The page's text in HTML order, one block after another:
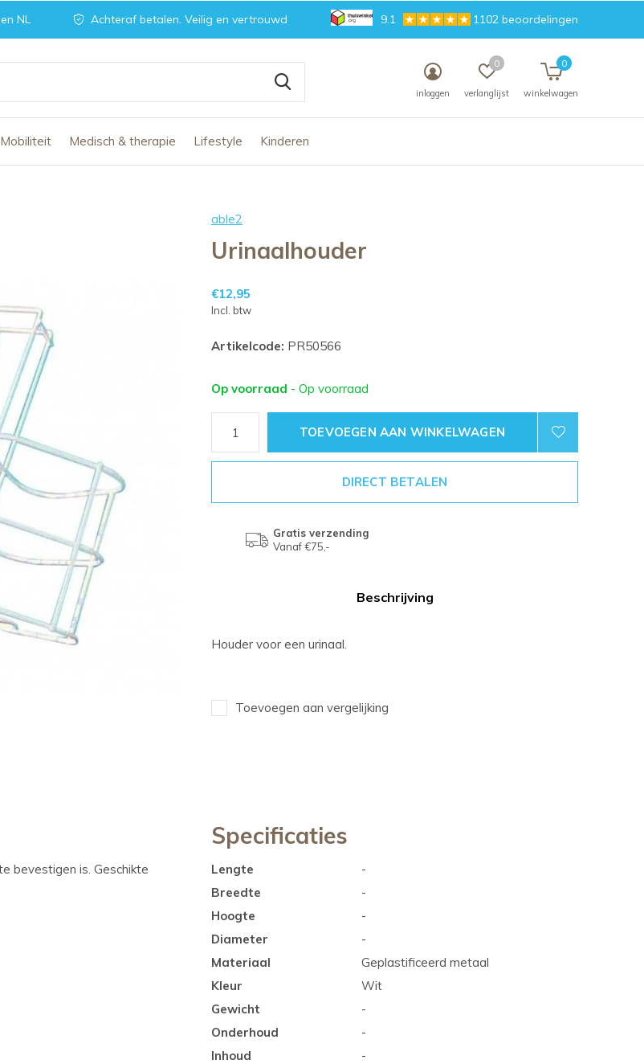
Mobiliteit Medisch & therapie Lifestyle Kinderen
inloggen verlanglijst
0
winkelwagen
0
NL Achteraf betalen. Veilig en vertrouwd 9.1 1102 beoordelingen
able2
Urinaalhouder
€12,95
Incl. btw
Artikelcode: PR50566
Op voorraad - Op voorraad
TOEVOEGEN AAN WINKELWAGEN
DIRECT BETALEN
Gratis verzending
Vanaf €75,-
Beschrijving
Houder voor een urinaal.
Toevoegen aan vergelijking
bevestigen is. Geschikte
Specificaties
Lengte
-
Breedte
-
Hoogte
-
Diameter
-
Materiaal
Geplastificeerd metaal
Kleur
Wit
Gewicht
-
Onderhoud
-
Inhoud
-